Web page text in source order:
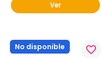
Ver
No disponible favorite_border